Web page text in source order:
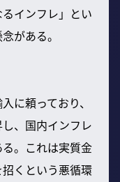
インフレ」とい
がある。
に頼っており、
、国内インフレ
。これは実質金
くという悪循環